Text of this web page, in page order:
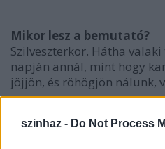
szinhaz - Do Not Process
Mikor lesz a bemutató?
Szilveszterkor. Hátha
napján annál, mint hogy
jöjjön, és röhögjön nálunk,
Kiknek szól az előadás,